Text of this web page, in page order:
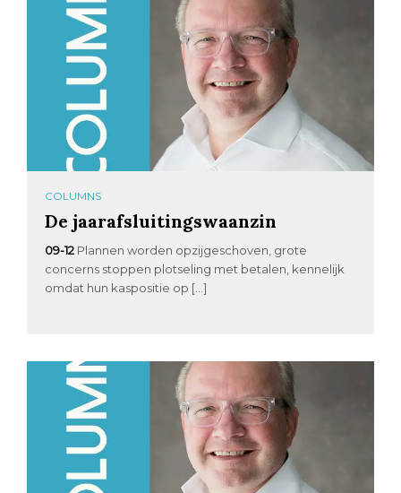
COLUMNS
De jaarafsluitingswaanzin
09-12 Plannen worden opzijgeschoven, grote
concerns stoppen plotseling met betalen, kennelijk
omdat hun kaspositie op […]